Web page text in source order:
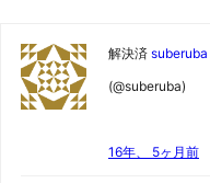
解決済 suberuba
(@suberuba)
16年、 5ヶ月前